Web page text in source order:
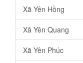
Xã Yên Hồng
Xã Yên Quang
Xã Yên Phúc